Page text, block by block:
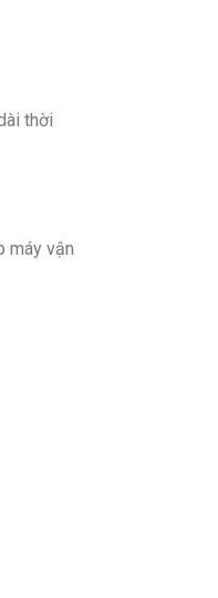
thời
máy vận